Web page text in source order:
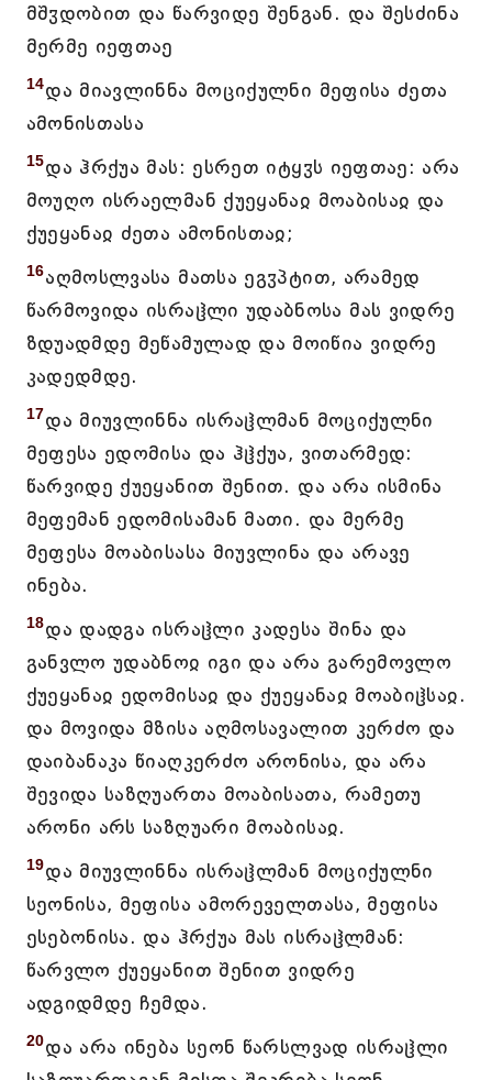
მშჳდობით და წარვიდე შენგან. და შესძინა
მერმე იეფთაე
14და მიავლინნა მოციქულნი მეფისა ძეთა
ამონისთასა
15და ჰრქუა მას: ესრეთ იტყჳს იეფთაე: არა
მოუღო ისრაელმან ქუეყანაჲ მოაბისაჲ და
ქუეყანაჲ ძეთა ამონისთაჲ;
16აღმოსლვასა მათსა ეგჳპტით, არამედ
წარმოვიდა ისრაჱლი უდაბნოსა მას ვიდრე
ზდუადმდე მეწამულად და მოიწია ვიდრე
კადედმდე.
17და მიუვლინნა ისრაჱლმან მოციქულნი
მეფესა ედომისა და ჰჱქუა, ვითარმედ:
წარვიდე ქუეყანით შენით. და არა ისმინა
მეფემან ედომისამან მათი. და მერმე
მეფესა მოაბისასა მიუვლინა და არავე
ინება.
18და დადგა ისრაჱლი კადესა შინა და
განვლო უდაბნოჲ იგი და არა გარემოვლო
ქუეყანაჲ ედომისაჲ და ქუეყანაჲ მოაბიჱსაჲ.
და მოვიდა მზისა აღმოსავალით კერძო და
დაიბანაკა წიაღკერძო არონისა, და არა
შევიდა საზღუართა მოაბისათა, რამეთუ
არონი არს საზღუარი მოაბისაჲ.
19და მიუვლინნა ისრაჱლმან მოციქულნი
სეონისა, მეფისა ამორეველთასა, მეფისა
ესებონისა. და ჰრქუა მას ისრაჱლმან:
წარვლო ქუეყანით შენით ვიდრე
ადგიდმდე ჩემდა.
20და არა ინება სეონ წარსლვად ისრაჱლი